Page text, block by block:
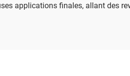
applications finales, allant des